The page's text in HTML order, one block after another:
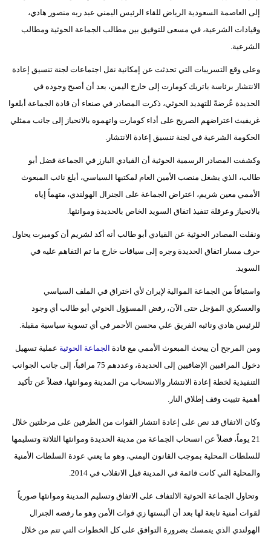
إلى العاصمة السعودية الرياض للقاء الرئيس اليمني عبد ربه منصور هادي،
وقيادات الشرعية، في مسعى للتوفيق بين مطالب الجماعة الحوثية ومطالب
الشرعية.
وعلى وقع التسريبات التي تحدثت عن إمكانية نقل اجتماعات لجنة تنسيق إعادة
الانتشار برئاسة باتريك كومارت إلى خارج اليمن، بعد أن أصبح وجوده في
الحديدة عُرضةً للتهديد الحوثي، ذكرت المصادر في صنعاء أن قادة الجماعة أبلغوا
غريفيث اعتراضهم الصريح على أداء كومارت واتهموه بالانحياز إلى جانب ممثلي
الحكومة الشرعية في لجنة تنسيق إعادة الانتشار.
وكشفت المصادر الرسمية الحوثية أن القيادي البارز في الجماعة فضل أبو
طالب، الذي يشغل منصب الأمين العام لمكتبها السياسي، أبلغ نائب المبعوث
الأممي معين شريم، اعتراض الجماعة على الجنرال الهولندي، متهماً إياه
بالانحياز وعرقلة تنفيذ اتفاق السويد الخاص بالحديدة وموانئها.
ونقلت المصادر الحوثية عن القيادي أبو طالب أنه أكد لشريم أن كوميرت يحاول
حرف مسار اتفاق الحديدة وجره إلى سياقات خارج ما تم التفاهم عليه في
السويد.
واستباقاً من الجماعة الموالية لإيران لأي اختراق في الملف السياسي
والعسكري المؤجل حتى الآن، رفض المسؤول الحوثي أبو طالب أي وجود
للرئيس هادي ونائبه الفريق علي محسن الأحمر في أي تسوية سياسية مقبلة.
ومن المرجح أن يبحث المبعوث الأممي مع قادة الجماعة الحوثية عملية تسهيل
دخول المراقبين الإضافيين إلى الحديدة، وعددهم 75 مراقباً، إلى جانب الجوانب
التنفيذية لخطة إعادة الانتشار والانسحاب من المدينة وموانئها، فضلاً عن تأكيد
أهمية تثبيت وقف إطلاق النار.
وكان الاتفاق قد نص على إعادة انتشار القوات من الطرفين على مرحلتين خلال
21 يوماً، فضلاً عن انسحاب الجماعة من مدينة الحديدة وموانئها الثلاثة وتسليمها
للسلطات المحلية بموجب القانون اليمني، وهو ما يعني عودة السلطات الأمنية
والمحلية التي كانت قائمة في المدينة قبل الانقلاب في 2014.
وتحاول الجماعة الحوثية الالتفاف على الاتفاق وتسليم المدينة وموانئها صورياً
لقوات أمنية تابعة لها بعد أن ألبستها زي قوات الأمن وهو ما رفضه الجنرال
الهولندي الذي يتمسك بضرورة التوافق على كل الخطوات التي تتم من خلال